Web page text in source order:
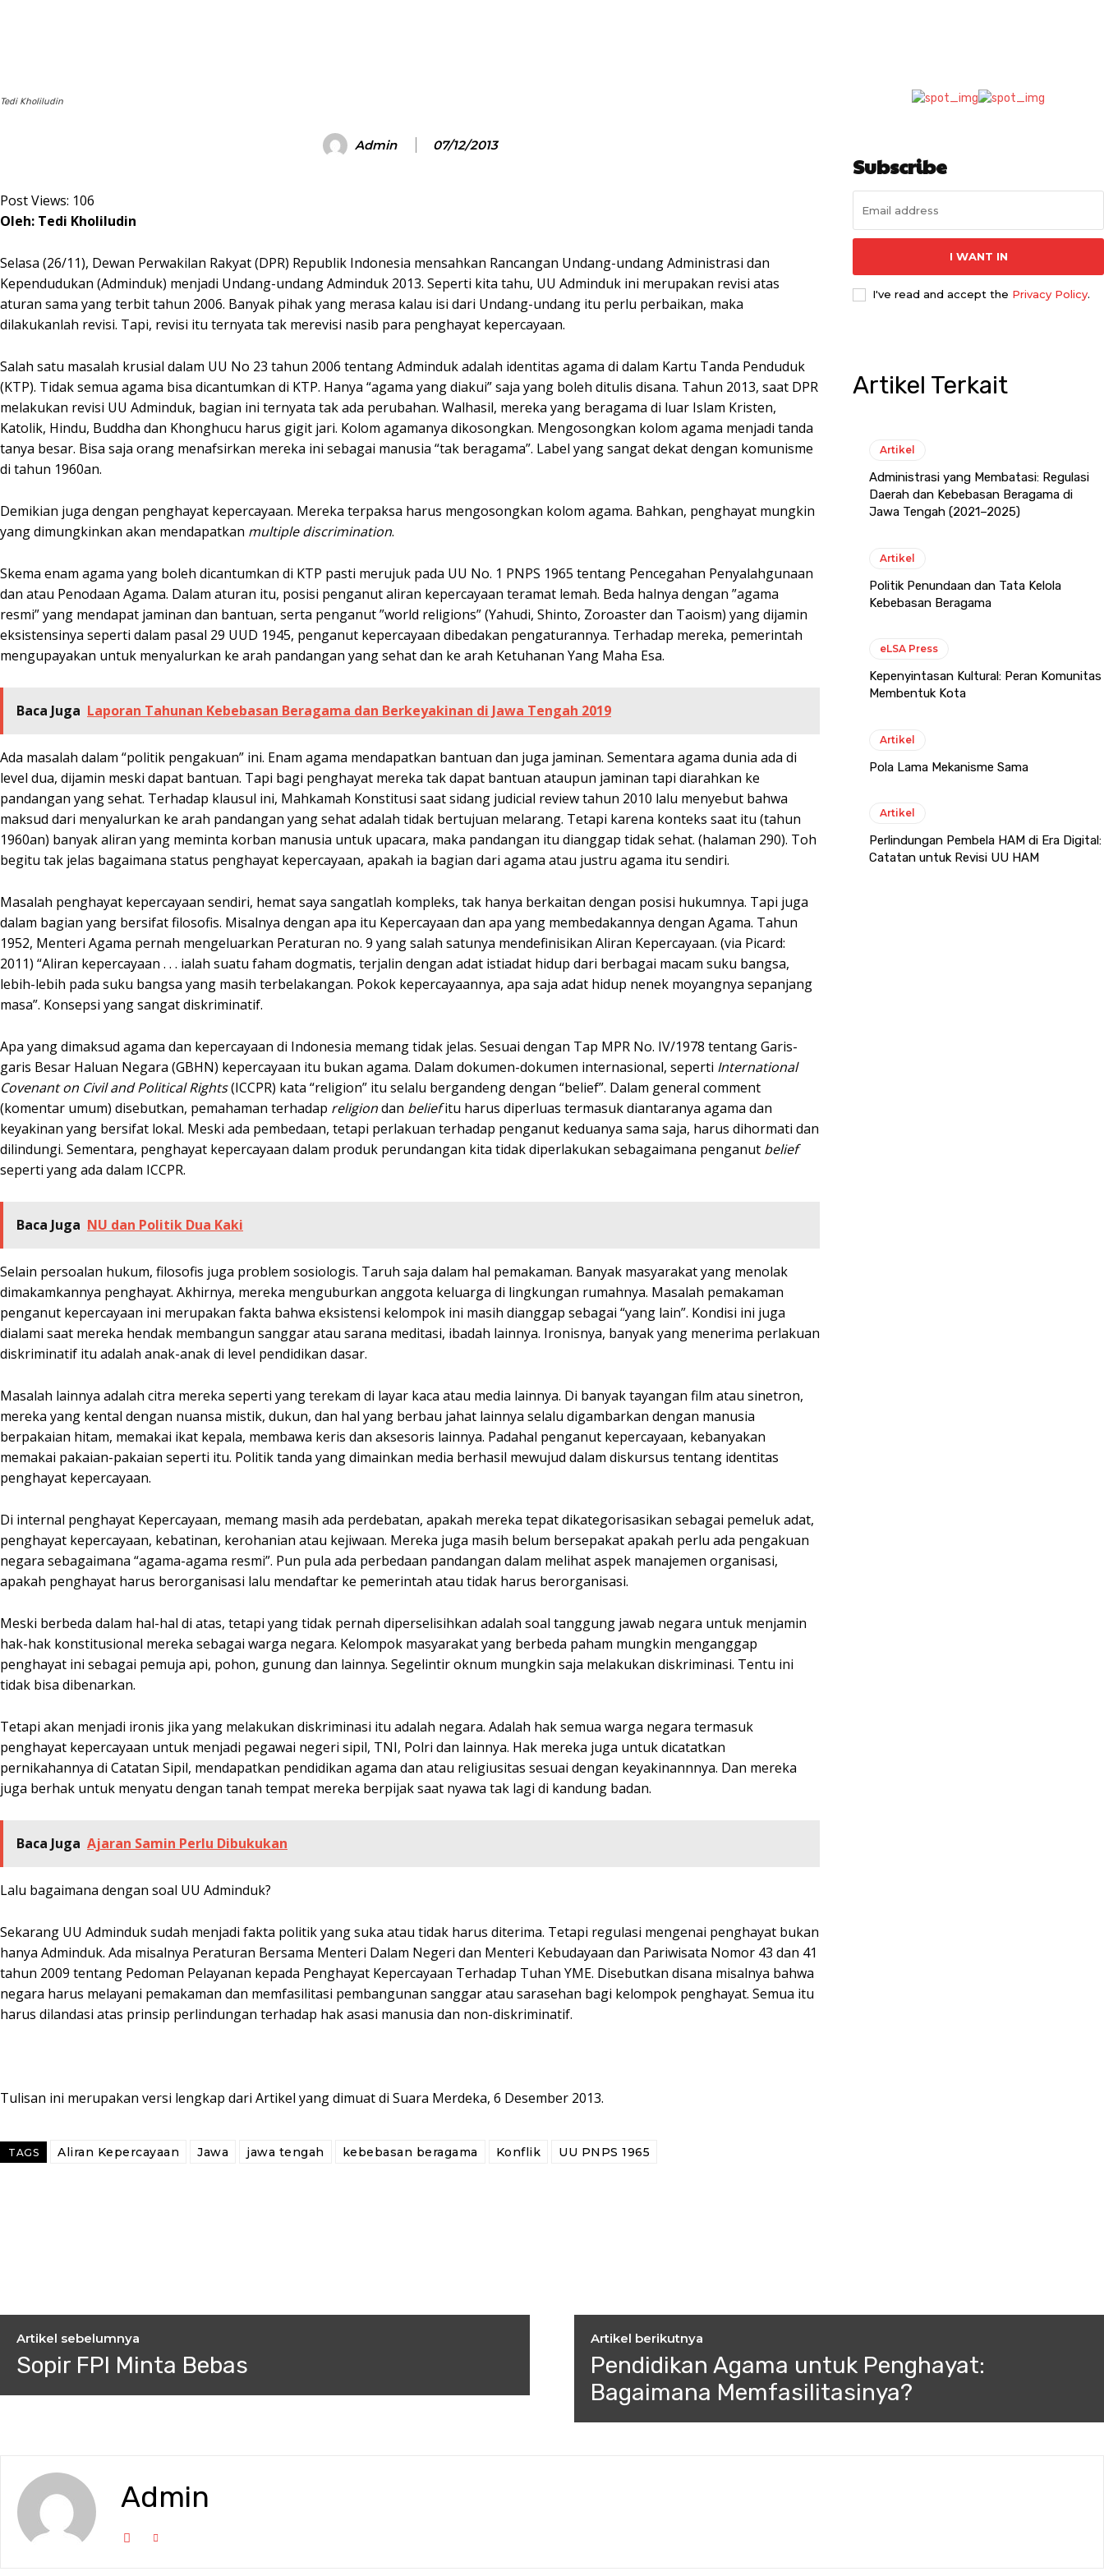
Tedi Kholiludin
Admin 07/12/2013
Post Views: 106
Oleh: Tedi Kholiludin
Selasa (26/11), Dewan Perwakilan Rakyat (DPR) Republik Indonesia mensahkan Rancangan Undang-undang Administrasi dan
Kependudukan (Adminduk) menjadi Undang-undang Adminduk 2013. Seperti kita tahu, UU Adminduk ini merupakan revisi atas
aturan sama yang terbit tahun 2006. Banyak pihak yang merasa kalau isi dari Undang-undang itu perlu perbaikan, maka
dilakukanlah revisi. Tapi, revisi itu ternyata tak merevisi nasib para penghayat kepercayaan.
Salah satu masalah krusial dalam UU No 23 tahun 2006 tentang Adminduk adalah identitas agama di dalam Kartu Tanda Penduduk
(KTP). Tidak semua agama bisa dicantumkan di KTP. Hanya “agama yang diakui” saja yang boleh ditulis disana. Tahun 2013, saat DPR
melakukan revisi UU Adminduk, bagian ini ternyata tak ada perubahan. Walhasil, mereka yang beragama di luar Islam Kristen,
Katolik, Hindu, Buddha dan Khonghucu harus gigit jari. Kolom agamanya dikosongkan. Mengosongkan kolom agama menjadi tanda
tanya besar. Bisa saja orang menafsirkan mereka ini sebagai manusia “tak beragama”. Label yang sangat dekat dengan komunisme
di tahun 1960an.
Demikian juga dengan penghayat kepercayaan. Mereka terpaksa harus mengosongkan kolom agama. Bahkan, penghayat mungkin
yang dimungkinkan akan mendapatkan multiple discrimination.
Skema enam agama yang boleh dicantumkan di KTP pasti merujuk pada UU No. 1 PNPS 1965 tentang Pencegahan Penyalahgunaan
dan atau Penodaan Agama. Dalam aturan itu, posisi penganut aliran kepercayaan teramat lemah. Beda halnya dengan ”agama
resmi” yang mendapat jaminan dan bantuan, serta penganut ”world religions” (Yahudi, Shinto, Zoroaster dan Taoism) yang dijamin
eksistensinya seperti dalam pasal 29 UUD 1945, penganut kepercayaan dibedakan pengaturannya. Terhadap mereka, pemerintah
mengupayakan untuk menyalurkan ke arah pandangan yang sehat dan ke arah Ketuhanan Yang Maha Esa.
Baca Juga Laporan Tahunan Kebebasan Beragama dan Berkeyakinan di Jawa Tengah 2019
Ada masalah dalam “politik pengakuan” ini. Enam agama mendapatkan bantuan dan juga jaminan. Sementara agama dunia ada di
level dua, dijamin meski dapat bantuan. Tapi bagi penghayat mereka tak dapat bantuan ataupun jaminan tapi diarahkan ke
pandangan yang sehat. Terhadap klausul ini, Mahkamah Konstitusi saat sidang judicial review tahun 2010 lalu menyebut bahwa
maksud dari menyalurkan ke arah pandangan yang sehat adalah tidak bertujuan melarang. Tetapi karena konteks saat itu (tahun
1960an) banyak aliran yang meminta korban manusia untuk upacara, maka pandangan itu dianggap tidak sehat. (halaman 290). Toh
begitu tak jelas bagaimana status penghayat kepercayaan, apakah ia bagian dari agama atau justru agama itu sendiri.
Masalah penghayat kepercayaan sendiri, hemat saya sangatlah kompleks, tak hanya berkaitan dengan posisi hukumnya. Tapi juga
dalam bagian yang bersifat filosofis. Misalnya dengan apa itu Kepercayaan dan apa yang membedakannya dengan Agama. Tahun
1952, Menteri Agama pernah mengeluarkan Peraturan no. 9 yang salah satunya mendefinisikan Aliran Kepercayaan. (via Picard:
2011) “Aliran kepercayaan . . . ialah suatu faham dogmatis, terjalin dengan adat istiadat hidup dari berbagai macam suku bangsa,
lebih-lebih pada suku bangsa yang masih terbelakangan. Pokok kepercayaannya, apa saja adat hidup nenek moyangnya sepanjang
masa”. Konsepsi yang sangat diskriminatif.
Apa yang dimaksud agama dan kepercayaan di Indonesia memang tidak jelas. Sesuai dengan Tap MPR No. IV/1978 tentang Garis-
garis Besar Haluan Negara (GBHN) kepercayaan itu bukan agama. Dalam dokumen-dokumen internasional, seperti International
Covenant on Civil and Political Rights(ICCPR) kata “religion” itu selalu bergandeng dengan “belief”. Dalam general comment
(komentar umum) disebutkan, pemahaman terhadap religiondan beliefitu harus diperluas termasuk diantaranya agama dan
keyakinan yang bersifat lokal. Meski ada pembedaan, tetapi perlakuan terhadap penganut keduanya sama saja, harus dihormati dan
dilindungi. Sementara, penghayat kepercayaan dalam produk perundangan kita tidak diperlakukan sebagaimana penganut belief
seperti yang ada dalam ICCPR.
Baca Juga NU dan Politik Dua Kaki
Selain persoalan hukum, filosofis juga problem sosiologis. Taruh saja dalam hal pemakaman. Banyak masyarakat yang menolak
dimakamkannya penghayat. Akhirnya, mereka menguburkan anggota keluarga di lingkungan rumahnya. Masalah pemakaman
penganut kepercayaan ini merupakan fakta bahwa eksistensi kelompok ini masih dianggap sebagai “yang lain”. Kondisi ini juga
dialami saat mereka hendak membangun sanggar atau sarana meditasi, ibadah lainnya. Ironisnya, banyak yang menerima perlakuan
diskriminatif itu adalah anak-anak di level pendidikan dasar.
Masalah lainnya adalah citra mereka seperti yang terekam di layar kaca atau media lainnya. Di banyak tayangan film atau sinetron,
mereka yang kental dengan nuansa mistik, dukun, dan hal yang berbau jahat lainnya selalu digambarkan dengan manusia
berpakaian hitam, memakai ikat kepala, membawa keris dan aksesoris lainnya. Padahal penganut kepercayaan, kebanyakan
memakai pakaian-pakaian seperti itu. Politik tanda yang dimainkan media berhasil mewujud dalam diskursus tentang identitas
penghayat kepercayaan.
Di internal penghayat Kepercayaan, memang masih ada perdebatan, apakah mereka tepat dikategorisasikan sebagai pemeluk adat,
penghayat kepercayaan, kebatinan, kerohanian atau kejiwaan. Mereka juga masih belum bersepakat apakah perlu ada pengakuan
negara sebagaimana “agama-agama resmi”. Pun pula ada perbedaan pandangan dalam melihat aspek manajemen organisasi,
apakah penghayat harus berorganisasi lalu mendaftar ke pemerintah atau tidak harus berorganisasi.
Meski berbeda dalam hal-hal di atas, tetapi yang tidak pernah diperselisihkan adalah soal tanggung jawab negara untuk menjamin
hak-hak konstitusional mereka sebagai warga negara. Kelompok masyarakat yang berbeda paham mungkin menganggap
penghayat ini sebagai pemuja api, pohon, gunung dan lainnya. Segelintir oknum mungkin saja melakukan diskriminasi. Tentu ini
tidak bisa dibenarkan.
Tetapi akan menjadi ironis jika yang melakukan diskriminasi itu adalah negara. Adalah hak semua warga negara termasuk
penghayat kepercayaan untuk menjadi pegawai negeri sipil, TNI, Polri dan lainnya. Hak mereka juga untuk dicatatkan
pernikahannya di Catatan Sipil, mendapatkan pendidikan agama dan atau religiusitas sesuai dengan keyakinannnya. Dan mereka
juga berhak untuk menyatu dengan tanah tempat mereka berpijak saat nyawa tak lagi di kandung badan.
Baca Juga Ajaran Samin Perlu Dibukukan
Lalu bagaimana dengan soal UU Adminduk?
Sekarang UU Adminduk sudah menjadi fakta politik yang suka atau tidak harus diterima. Tetapi regulasi mengenai penghayat bukan
hanya Adminduk. Ada misalnya Peraturan Bersama Menteri Dalam Negeri dan Menteri Kebudayaan dan Pariwisata Nomor 43 dan 41
tahun 2009 tentang Pedoman Pelayanan kepada Penghayat Kepercayaan Terhadap Tuhan YME. Disebutkan disana misalnya bahwa
negara harus melayani pemakaman dan memfasilitasi pembangunan sanggar atau sarasehan bagi kelompok penghayat. Semua itu
harus dilandasi atas prinsip perlindungan terhadap hak asasi manusia dan non-diskriminatif.
Tulisan ini merupakan versi lengkap dari Artikel yang dimuat di Suara Merdeka, 6 Desember 2013.
TAGS Aliran Kepercayaan Jawa jawa tengah kebebasan beragama Konflik UU PNPS 1965
Subscribe
I WANT IN
I've read and accept the Privacy Policy.
Artikel Terkait
Artikel
Administrasi yang Membatasi: Regulasi
Daerah dan Kebebasan Beragama di
Jawa Tengah (2021–2025)
Artikel
Politik Penundaan dan Tata Kelola
Kebebasan Beragama
eLSA Press
Kepenyintasan Kultural: Peran Komunitas
Membentuk Kota
Artikel
Pola Lama Mekanisme Sama
Artikel
Perlindungan Pembela HAM di Era Digital:
Catatan untuk Revisi UU HAM
Artikel sebelumnya
Sopir FPI Minta Bebas
Artikel berikutnya
Pendidikan Agama untuk Penghayat:
Bagaimana Memfasilitasinya?
Admin